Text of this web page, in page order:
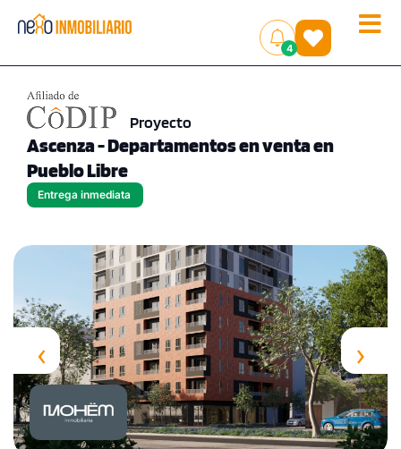
Toggle
4
()
Proyecto
Ascenza - Departamentos en venta en
Pueblo Libre
Entrega inmediata
‹ ›